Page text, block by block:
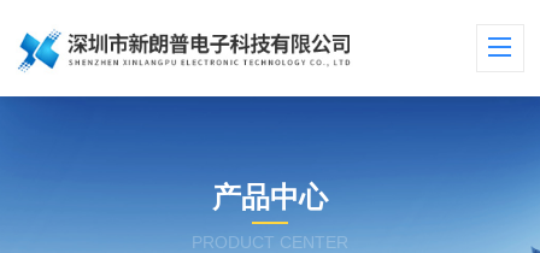
产品中心
PRODUCT CENTER